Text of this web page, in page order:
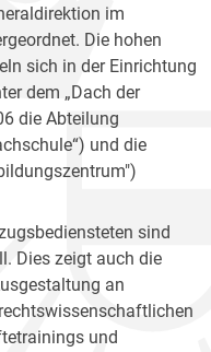
im
Die hohen
sich in der Einrichtung
dem „Dach der
die Abteilung
und die
sind
Dies zeigt auch die
an
und